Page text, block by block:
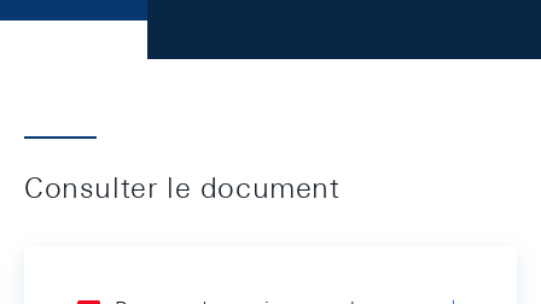
Consulter le document